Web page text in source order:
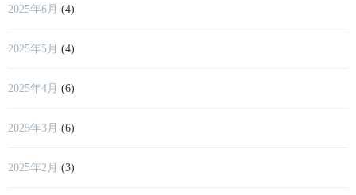
2025年6月 (4)
2025年5月 (4)
2025年4月 (6)
2025年3月 (6)
2025年2月 (3)